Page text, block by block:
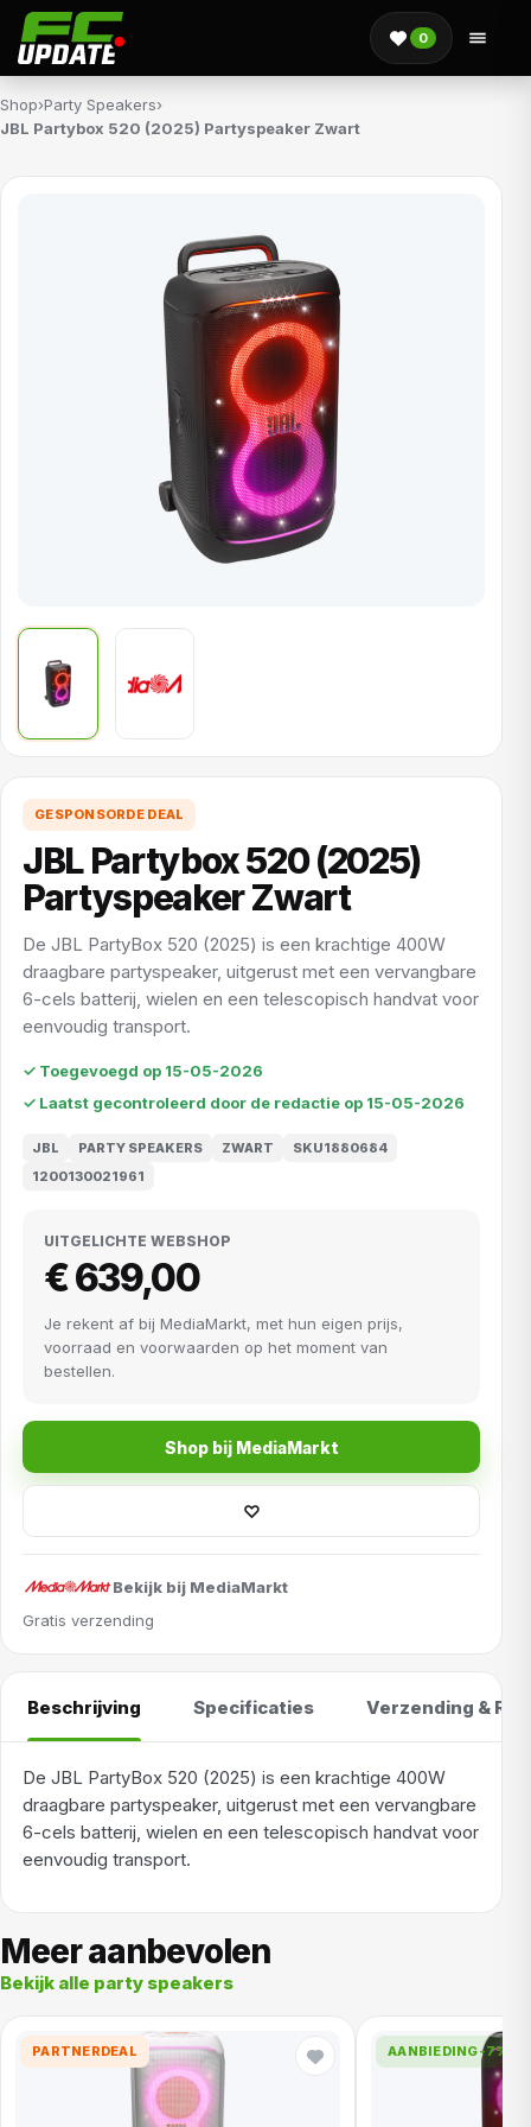
0
Shop›Party Speakers›
JBL Partybox 520 (2025) Partyspeaker Zwart
GESPONSORDE DEAL
JBL Partybox 520 (2025)
Partyspeaker Zwart
De JBL PartyBox 520 (2025) is een krachtige 400W
draagbare partyspeaker, uitgerust met een vervangbare
6-cels batterij, wielen en een telescopisch handvat voor
eenvoudig transport.
✓ Toegevoegd op 15-05-2026
✓ Laatst gecontroleerd door de redactie op 15-05-2026
JBL PARTY SPEAKERS ZWART
SKU1880684
1200130021961
UITGELICHTE WEBSHOP
€ 639,00
Je rekent af bij MediaMarkt, met hun eigen prijs,
voorraad en voorwaarden op het moment van
bestellen.
Shop bij MediaMarkt
♡
Bekijk bij MediaMarkt
Gratis verzending
Beschrijving Specificaties Verzending &
De JBL PartyBox 520 (2025) is een krachtige 400W
draagbare partyspeaker, uitgerust met een vervangbare
6-cels batterij, wielen en een telescopisch handvat voor
eenvoudig transport.
Meer aanbevolen
Bekijk alle party speakers
PARTNERDEAL AANBIEDING-7%